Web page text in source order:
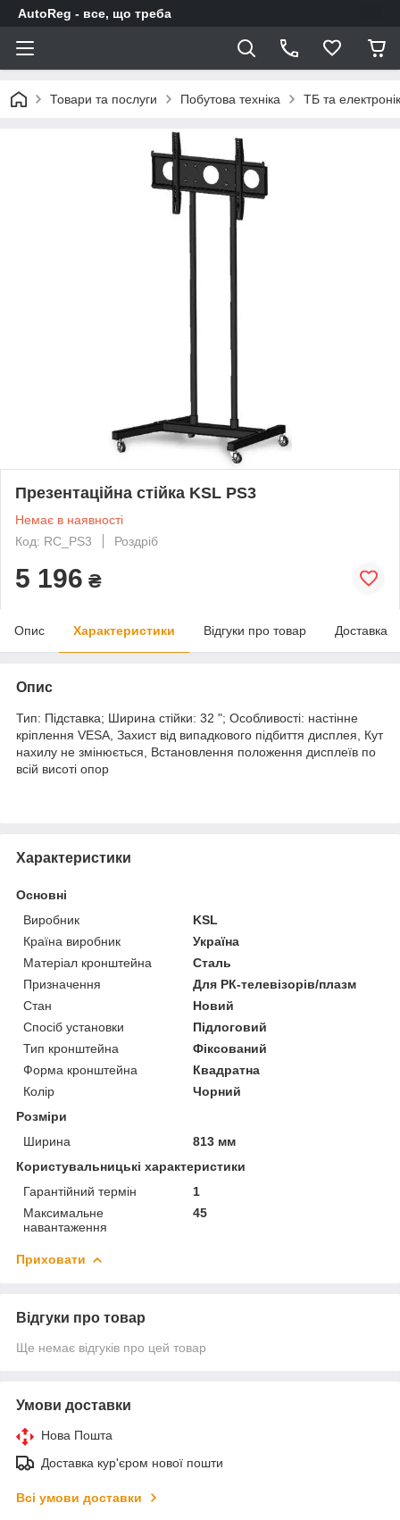
AutoReg - все, що треба
Товари та послуги Побутова техніка ТБ та
Презентаційна стійка KSL PS3
Немає в наявності
Код: RC_PS3
Роздріб
5 196 ₴
Опис Характеристики Відгуки про товар Доставка
Опис
Тип: Підставка; Ширина стійки: 32 "; Особливості: настінне
кріплення VESA, Захист від випадкового підбиття дисплея, Кут
нахилу не змінюється, Встановлення положення дисплеїв по
всій висоті опор
Характеристики
Основні
Виробник
KSL
Країна виробник
Україна
Матеріал кронштейна
Сталь
Призначення
Для РК-телевізорів/плазм
Стан
Новий
Спосіб установки
Підлоговий
Тип кронштейна
Фіксований
Форма кронштейна
Квадратна
Колір
Чорний
Розміри
Ширина
813 мм
Користувальницькі характеристики
Гарантійний термін
1
Максимальне
навантаження
45
Приховати
Відгуки про товар
Ще немає відгуків про цей товар
Умови доставки
Нова Пошта
Доставка кур'єром нової пошти
Всі умови доставки